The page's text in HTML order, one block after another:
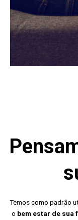
Temos como padrão
o bem estar de sua